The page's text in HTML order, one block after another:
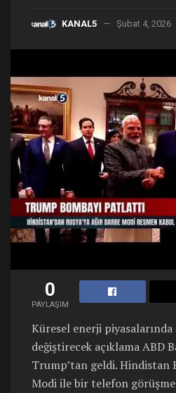
KANAL5 Şubat 4, 2026
0
PAYLAŞIM
Küresel enerji
değiştirecek açıklama ABD
Trump’tan geldi. Hindistan
Modi ile bir telefon